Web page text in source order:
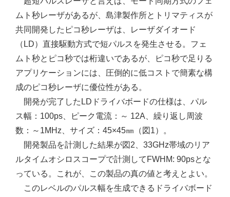
ムト秒レーザがあるが、島津製作所とトリマティスが
共同開発したピコ秒レーザは、レーザダイオード
（LD）直接駆動方式で短パルスを発生させる。フェ
ムト秒とピコ秒では桁違いであるが、ピコ秒で足りる
アプリケーションには、圧倒的に低コストで簡素な構
成のピコ秒レーザに優位性がある。
開発が完了したLDドライバボードの仕様は、パル
ス幅：100ps、ピーク電流：～ 12A、繰り返し周波
数：～1MHz、サイズ：45×45㎜（図1）。
開発製品を計測した結果が図2、33GHz帯域のリア
ルタイムオシロスコープで計測してFWHM: 90psとな
っている。これが、この製品の真の値と考えとよい。
このレベルのパルス幅を生成できるドライバボード